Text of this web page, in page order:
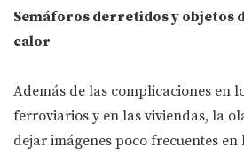
Semáforos derretidos y objetos
calor
Además de las complicaciones en
ferroviarios y en las viviendas, la
dejar imágenes poco frecuentes